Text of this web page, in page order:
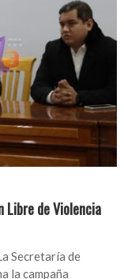
Libre de Violencia
Secretaría de
la campaña